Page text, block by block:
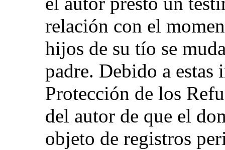
relación con el
hijos de su tío se
padre. Debido a
Protección de los
del autor de que el
objeto de registros